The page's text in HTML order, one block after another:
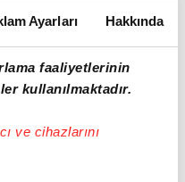
Ayarları Hakkında
faaliyetlerinin
kullanılmaktadır.
ve cihazlarını
bu yana sarı-
26 yaşındaki